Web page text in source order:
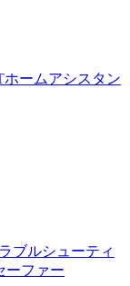
ホームアシスタン
ブルシューティ
ーファー